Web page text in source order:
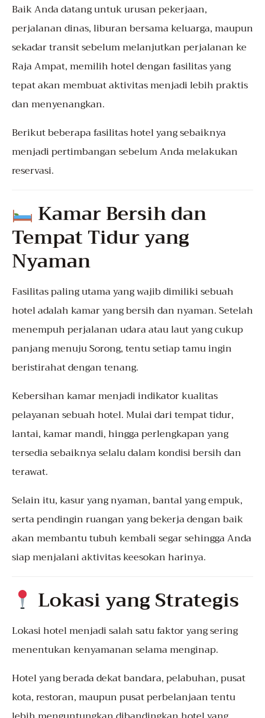
Baik Anda datang untuk urusan pekerjaan,
perjalanan dinas, liburan bersama keluarga, maupun
sekadar transit sebelum melanjutkan perjalanan ke
Raja Ampat, memilih hotel dengan fasilitas yang
tepat akan membuat aktivitas menjadi lebih praktis
dan menyenangkan.
Berikut beberapa fasilitas hotel yang sebaiknya
menjadi pertimbangan sebelum Anda melakukan
reservasi.
Kamar Bersih dan
Tempat Tidur yang
Nyaman
Fasilitas paling utama yang wajib dimiliki sebuah
hotel adalah kamar yang bersih dan nyaman. Setelah
menempuh perjalanan udara atau laut yang cukup
panjang menuju Sorong, tentu setiap tamu ingin
beristirahat dengan tenang.
Kebersihan kamar menjadi indikator kualitas
pelayanan sebuah hotel. Mulai dari tempat tidur,
lantai, kamar mandi, hingga perlengkapan yang
tersedia sebaiknya selalu dalam kondisi bersih dan
terawat.
Selain itu, kasur yang nyaman, bantal yang empuk,
serta pendingin ruangan yang bekerja dengan baik
akan membantu tubuh kembali segar sehingga Anda
siap menjalani aktivitas keesokan harinya.
Lokasi yang Strategis
Lokasi hotel menjadi salah satu faktor yang sering
menentukan kenyamanan selama menginap.
Hotel yang berada dekat bandara, pelabuhan, pusat
kota, restoran, maupun pusat perbelanjaan tentu